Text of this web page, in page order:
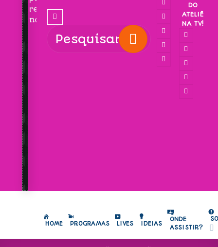
receber
novidades!
DO
ATELIÊ
NA TV!
HOME PROGRAMAS LIVES IDEIAS
ONDE
ASSISTIR?